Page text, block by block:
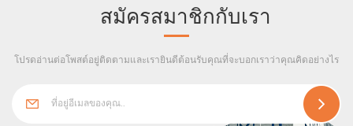
สมัครสมาชิกกับเรา
โปรดอ่านต่อโพสต์อยู่ติดตามและเรายินดีต้อนรับคุณที่จะบอกเราว่าคุณคิดอย่างไร